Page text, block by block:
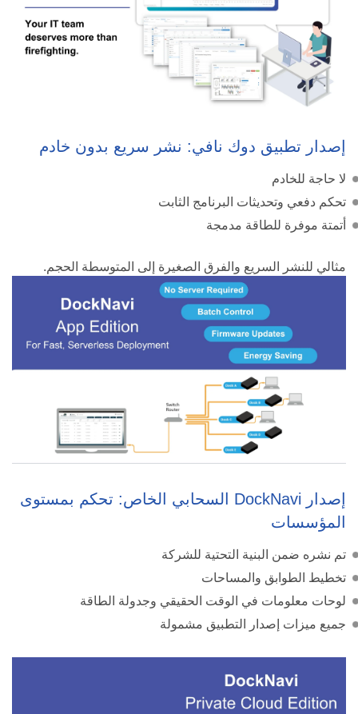
إصدار تطبيق دوك نافي: نشر سريع بدون خادم
لا حاجة للخادم
تحكم دفعي وتحديثات البرنامج الثابت
أتمتة موفرة للطاقة مدمجة
مثالي للنشر السريع والفرق الصغيرة إلى المتوسطة الحجم.
إصدار DockNavi السحابي الخاص: تحكم بمستوى
المؤسسات
تم نشره ضمن البنية التحتية للشركة
تخطيط الطوابق والمساحات
لوحات معلومات في الوقت الحقيقي وجدولة الطاقة
جميع ميزات إصدار التطبيق مشمولة